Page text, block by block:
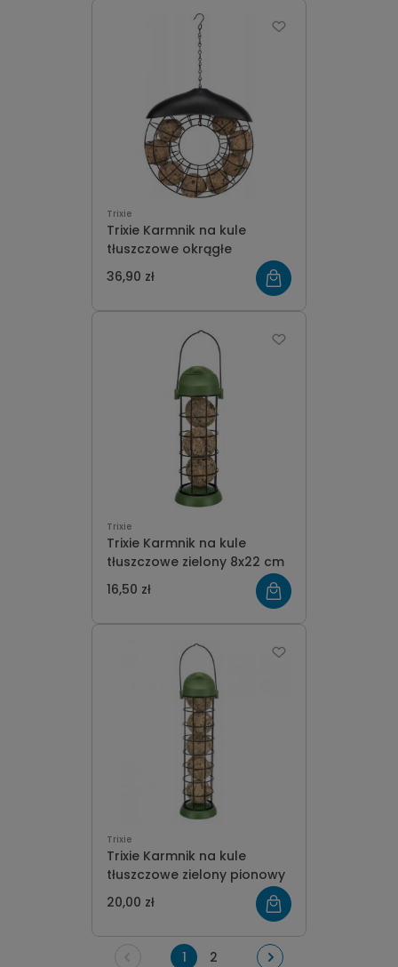
Trixie
Trixie Karmnik na kule
tłuszczowe okrągłe
36,90 zł
Trixie
Trixie Karmnik na kule
tłuszczowe zielony 8x22 cm
16,50 zł
Trixie
Trixie Karmnik na kule
tłuszczowe zielony pionowy
20,00 zł
1 2